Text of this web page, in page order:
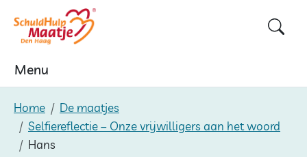
Menu
Home
De maatjes
Selfiereflectie – Onze vrijwilligers aan het woord
Hans